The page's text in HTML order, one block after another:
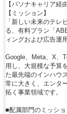
【パソナキャリア経
【ミッション】
「新しい未来のテ
る、有料プラン「
ィングおよび広告運用
Google、Meta、X、
用し、大規模な予算
た最先端のインハウ
常に大きく、エンタ
拓く事業領域です。
■配属部門のミッショ